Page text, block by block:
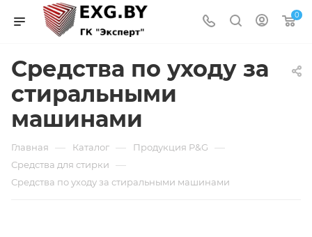
0
Средства по уходу за
стиральными
машинами
Главная — Каталог — Продукция P&G —
Средства для стирки —
Средства по уходу за стиральными машинами